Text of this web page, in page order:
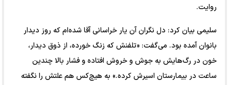
روایت.
سلیمی بیان کرد: دل نگران آن یار خراسانی آقا شده‌ام که روز دیدار
بانوان آمده بود. می‌گفت: «تلفنش که زنگ خورده، از ذوق دیدار،
خون در رگ‌هایش به جوش و خروش افتاده و فشار بالا چندین
ساعت در بیمارستان اسیرش کرده.» به هیچ‌کس هم علتش را نگفته